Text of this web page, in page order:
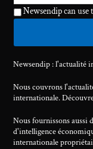
Newsendip can
Newsendip : l'actualité
Nous couvrons
internationale.
Nous fournissons aussi
d'intelligence
internationale